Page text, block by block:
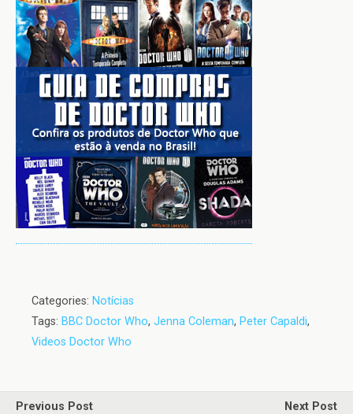
Categories: Notícias
Tags: BBC Doctor Who, Jenna Coleman, Peter Capaldi,
Videos Doctor Who
Previous Post
Next Post